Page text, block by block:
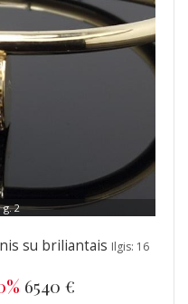
2
su briliantais Ilgis: 16
6540 €